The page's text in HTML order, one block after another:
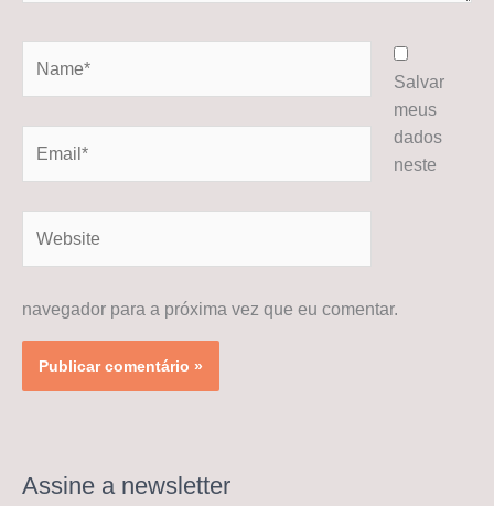
Salvar
meus
dados
neste
navegador para a próxima vez que eu comentar.
Assine a newsletter